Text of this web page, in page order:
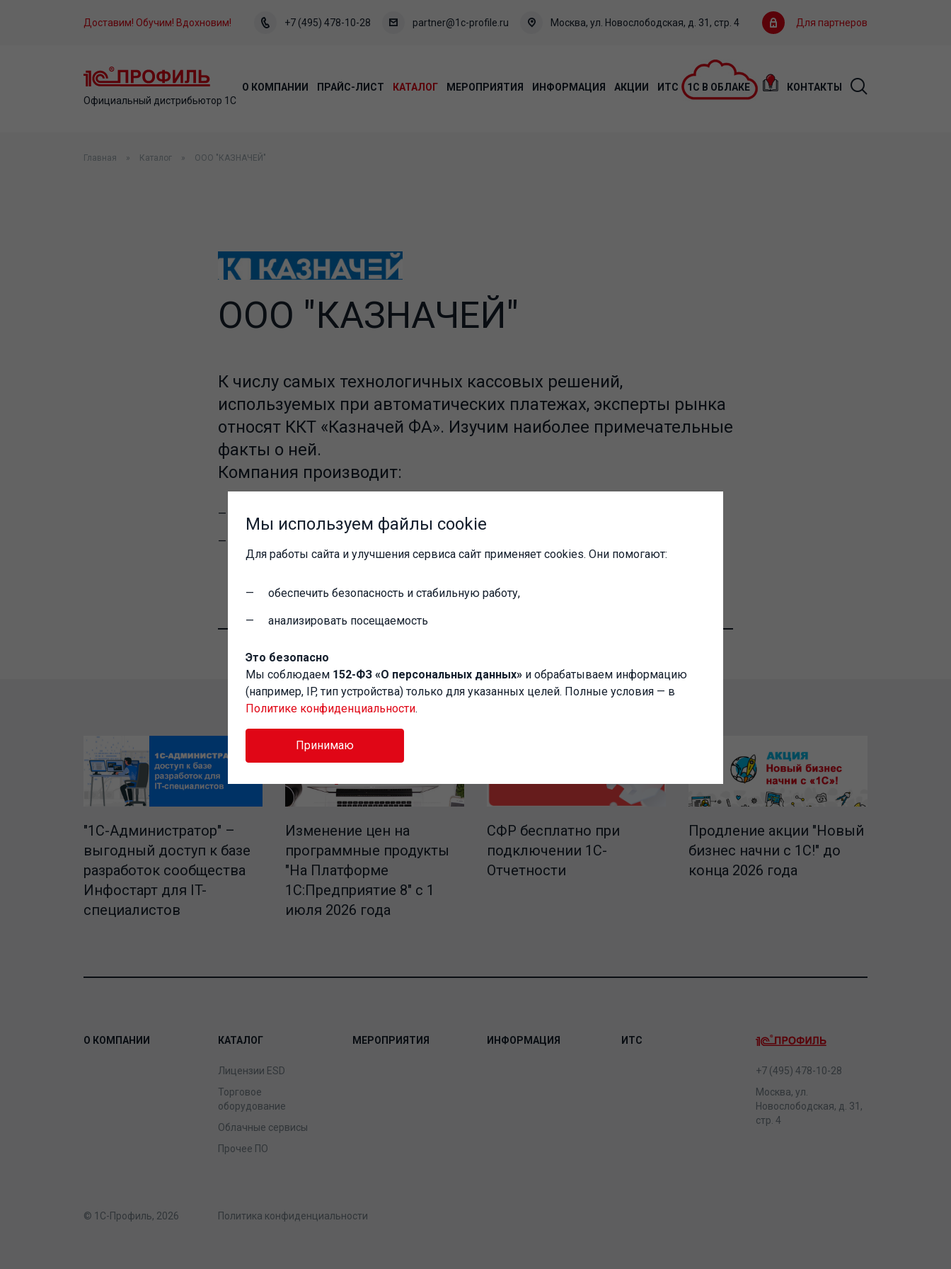
Доставим! Обучим! Вдохновим! +7 (495) 478-10-28 partner@1c-profile.ru Москва, ул. Новослободская, д. 31, стр. 4 Для партнеров
Официальный дистрибьютор 1С
О КОМПАНИИ ПРАЙС-ЛИСТ КАТАЛОГ МЕРОПРИЯТИЯ ИНФОРМАЦИЯ АКЦИИ ИТС 1С В ОБЛАКЕ КОНТАКТЫ
Главная Каталог ООО "КАЗНАЧЕЙ"
ООО "КАЗНАЧЕЙ"
К числу самых технологичных кассовых решений,
используемых при автоматических платежах, эксперты рынка
относят ККТ «Казначей ФА». Изучим наиболее примечательные
факты о ней.
Компания производит:
"1C-Администратор" –
выгодный доступ к базе
разработок сообщества
Инфостарт для IT-
специалистов
Изменение цен на
программные продукты
"На Платформе
1С:Предприятие 8" с 1
июля 2026 года
СФР бесплатно при
подключении 1С-
Отчетности
Продление акции "Новый
бизнес начни с 1С!" до
конца 2026 года
О КОМПАНИИ КАТАЛОГ
Лицензии ESD
Торговое
оборудование
Облачные сервисы
Прочее ПО
МЕРОПРИЯТИЯ ИНФОРМАЦИЯ ИТС
+7 (495) 478-10-28
Москва, ул.
Новослободская, д. 31,
стр. 4
© 1С-Профиль, 2026 Политика конфиденциальности
Мы используем файлы cookie
Для работы сайта и улучшения сервиса сайт применяет cookies. Они помогают:
обеспечить безопасность и стабильную работу,
анализировать посещаемость
Это безопасно
Мы соблюдаем 152-ФЗ «О персональных данных» и обрабатываем информацию
(например, IP, тип устройства) только для указанных целей. Полные условия — в
Политике конфиденциальности.
Принимаю